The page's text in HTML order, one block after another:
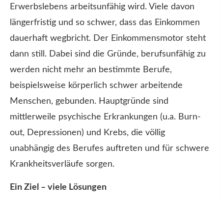
Erwerbslebens arbeitsunfähig wird. Viele davon
längerfristig und so schwer, dass das Einkommen
dauerhaft wegbricht. Der Einkommensmotor steht
dann still. Dabei sind die Gründe, berufsunfähig zu
werden nicht mehr an bestimmte Berufe,
beispielsweise körperlich schwer arbeitende
Menschen, gebunden. Hauptgründe sind
mittlerweile psychische Erkrankungen (u.a. Burn-
out, Depressionen) und Krebs, die völlig
unabhängig des Berufes auftreten und für schwere
Krankheitsverläufe sorgen.
Ein Ziel – viele Lösungen